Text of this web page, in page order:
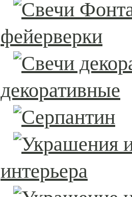
фейерверки
декоративные
интерьера